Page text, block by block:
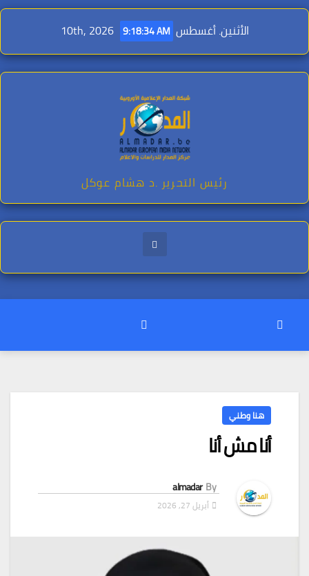
Skip
content
الأثنين. أغسطس 10th, 2026 9:18:35 AM
رئيس التحرير .د هشام عوكل
هنا وطني
أنا مش أنا
By
almadar
أبريل 27, 2026